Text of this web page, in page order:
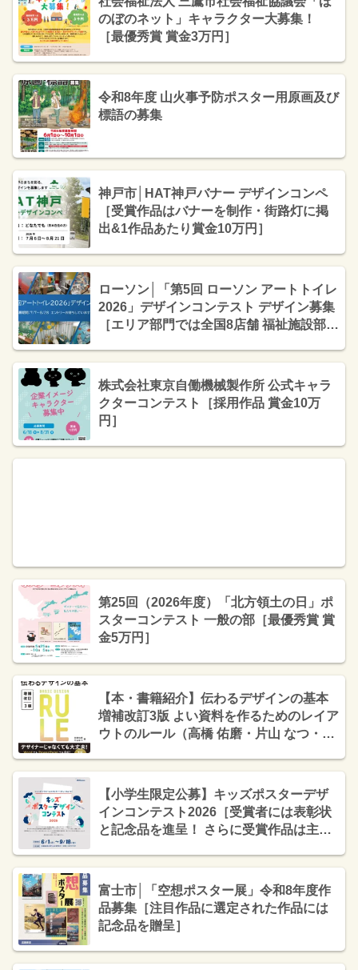
のぼのネット」キャラクター大募集！
［最優秀賞 賞金3万円］
令和8年度 山火事予防ポスター用原画及び
標語の募集
神戸市│HAT神戸バナー デザインコンペ
［受賞作品はバナーを制作・街路灯に掲
出&1作品あたり賞金10万円］
ローソン│「第5回 ローソン アートトイレ
2026」デザインコンテスト デザイン募集
［エリア部門では全国8店舗 福祉施設部門
株式会社東京自働機械製作所 公式キャラ
クターコンテスト［採用作品 賞金10万
円］
第25回（2026年度）「北方領土の日」ポ
スターコンテスト 一般の部［最優秀賞 賞
金5万円］
【本・書籍紹介】伝わるデザインの基本
増補改訂3版 よい資料を作るためのレイア
ウトのルール（高橋 佑磨・片山 なつ・技
【小学生限定公募】キッズポスターデザ
インコンテスト2026［受賞者には表彰状
と記念品を進呈！ さらに受賞作品は主催
出！］
富士市│「空想ポスター展」令和8年度作
品募集［注目作品に選定された作品には
記念品を贈呈］